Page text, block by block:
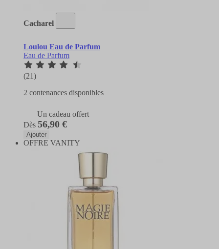
Cacharel
Loulou Eau de Parfum
Eau de Parfum
(21)
2 contenances disponibles
Un cadeau offert
Dès 56,90 €
Ajouter
OFFRE VANITY